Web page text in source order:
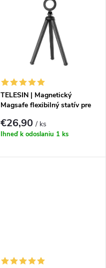
TELESIN | Magnetický
Magsafe flexibilný statív pre
€26,90/ ks
Ihneď k odoslaniu 1 ks